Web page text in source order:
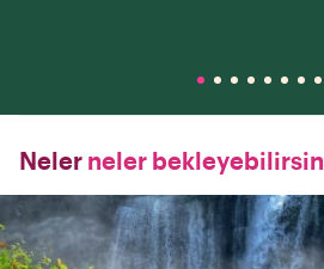
Neler neler bekleyebilirsin